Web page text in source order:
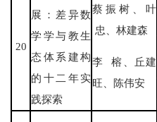
20
展：差异数
学学与教生
态体系建构
的十二年实
践探索
蔡振树、叶
忠、林建森
李 榕、丘建
旺、陈伟安